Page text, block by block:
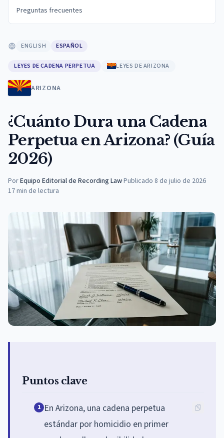
Preguntas frecuentes
ENGLISH ESPAÑOL
LEYES DE CADENA PERPETUA LEYES DE ARIZONA
ARIZONA
¿Cuánto Dura una Cadena
Perpetua en Arizona? (Guía
2026)
PorEquipo Editorial de Recording Law·Publicado 8 de julio de 2026
17min de lectura
Puntos clave
1 En Arizona, una cadena perpetua
estándar por homicidio en primer